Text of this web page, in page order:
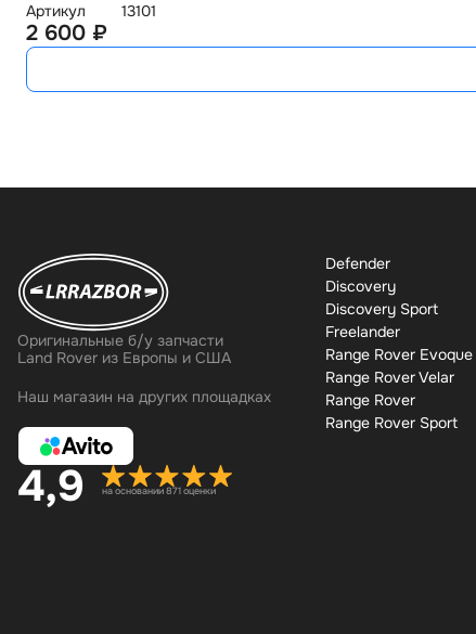
Артикул
13101
2 600 ₽
Оригинальные б/у запчасти
Land Rover из Европы и США
Наш магазин на других площадках
4,9 на основании 871 оценки
Defender
Discovery
Discovery Sport
Freelander
Range Rover Evoque
Range Rover Velar
Range Rover
Range Rover Sport